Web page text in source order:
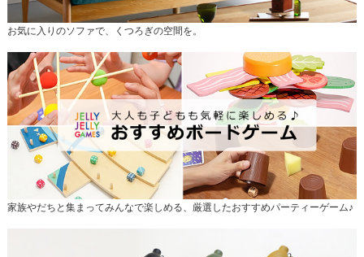
お気に入りのソファで、くつろぎの空間を。
家族やだちと集まってみんなで楽しめる、厳選したおすすめパーティーゲーム♪